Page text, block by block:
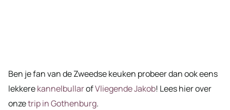
Ben je fan van de Zweedse keuken probeer dan ook eens
lekkerekannelbullarofVliegende Jakob! Lees hier over
onzetrip in Gothenburg.